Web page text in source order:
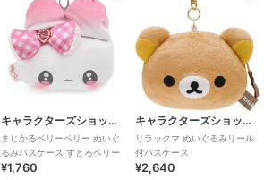
キャラクターズショップ ラフラフ
まじかるベリーベリー ぬいぐ
るみパスケース すとろベリー
¥1,760
キャラクターズショップ ラフラフ
リラックマ ぬいぐるみリール
付パスケース
¥2,640